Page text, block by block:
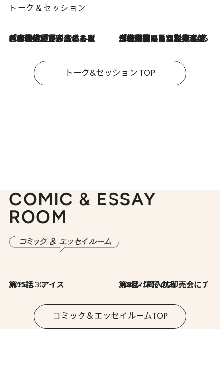
トーク＆セッション
2026.8.3
「今後値上げがあるとすれば…」「リスクがあるのは今年の冬」エネルギー専門家が語る、ホルムズ海峡封鎖が家庭にもたらす“ある心配” 2026.8.3
「住宅建てられない…」「サーチャージ料の高値が続いている」ホルムズ海峡封鎖による影響はいつまで続く？《エネルギー専門家に聞く“どうなる日本の暮らし”》
トーク&セッション TOP
COMIC & ESSAY
ROOM
2026.7.30
第15話 アイス 2026.7.30
第8回「同人誌即売会にチャレンジ その2」
コミック＆エッセイルームTOP